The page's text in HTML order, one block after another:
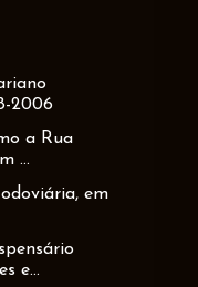
2006
a Rua
...
em
e...